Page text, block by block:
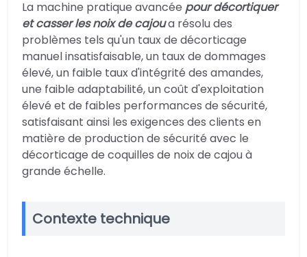
La machine pratique avancée pour décortiquer
et casser les noix de cajoua résolu des
problèmes tels qu'un taux de décorticage
manuel insatisfaisable, un taux de dommages
élevé, un faible taux d'intégrité des amandes,
une faible adaptabilité, un coût d'exploitation
élevé et de faibles performances de sécurité,
satisfaisant ainsi les exigences des clients en
matière de production de sécurité avec le
décorticage de coquilles de noix de cajou à
grande échelle.
Contexte technique